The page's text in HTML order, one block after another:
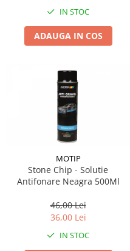
IN STOC
ADAUGA IN COS
MOTIP
Stone Chip - Solutie
Antifonare Neagra 500Ml
46,00 Lei
36,00 Lei
IN STOC